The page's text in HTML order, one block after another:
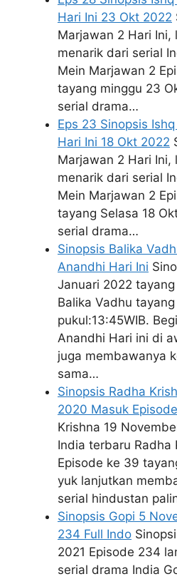
Hari Ini 23 Okt 2022
Marjawan 2 Hari Ini,
menarik dari serial
Mein Marjawan 2
tayang minggu 23
serial drama…
Eps 23 Sinopsis
Hari Ini 18 Okt 2022
Marjawan 2 Hari Ini,
menarik dari serial
Mein Marjawan 2
tayang Selasa 18
serial drama…
Sinopsis Balika
Anandhi Hari Ini
Januari 2022
Balika Vadhu
pukul:13:45WIB.
Anandhi Hari ini di
juga membawanya
sama…
Sinopsis Radha
2020 Masuk
Krishna 19
India terbaru Radha
Episode ke 39
yuk lanjutkan
serial hindustan
Sinopsis Gopi 5
234 Full Indo
2021 Episode 234
serial drama India